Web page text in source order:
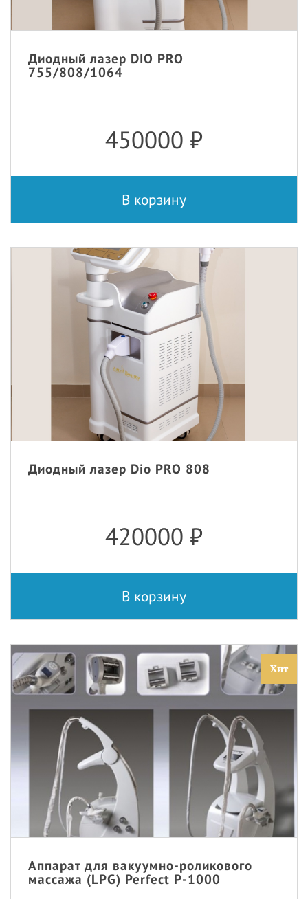
Диодный лазер DIO PRO
755/808/1064
450000 ₽
В корзину
Диодный лазер Dio PRO 808
420000 ₽
В корзину
Хит
Аппарат для вакуумно-роликового
массажа (LPG) Perfect P-1000